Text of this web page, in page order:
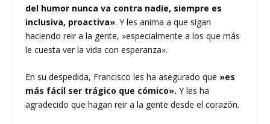
del humor nunca va contra nadie, siempre es
inclusiva, proactiva». Y les anima a que sigan
haciendo reir a la gente, »especialmente a los que más
le cuesta ver la vida con esperanza».
En su despedida, Francisco les ha asegurado que »es
más fácil ser trágico que cómico».Y les ha
agradecido que hagan reir a la gente desde el corazón.